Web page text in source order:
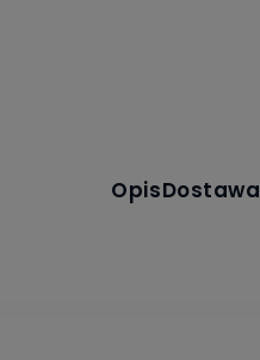
OpisDostawa